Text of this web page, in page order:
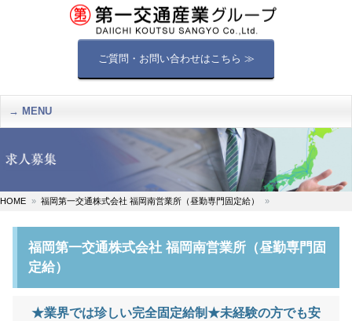
ご質問・お問い合わせはこちら ≫
MENU
HOME 福岡第一交通株式会社 福岡南営業所（昼勤専門固定給）
福岡第一交通株式会社 福岡南営業所（昼勤専門固
定給）
★業界では珍しい完全固定給制★未経験の方でも安